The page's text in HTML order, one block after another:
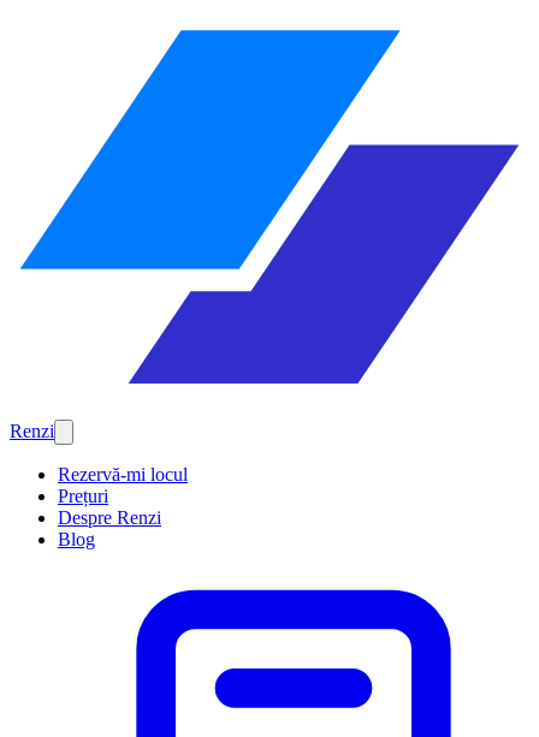
Renzi
Rezervă-mi locul
Prețuri
Despre Renzi
Blog